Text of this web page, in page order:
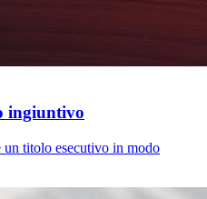
ingiuntivo
un titolo esecutivo in modo